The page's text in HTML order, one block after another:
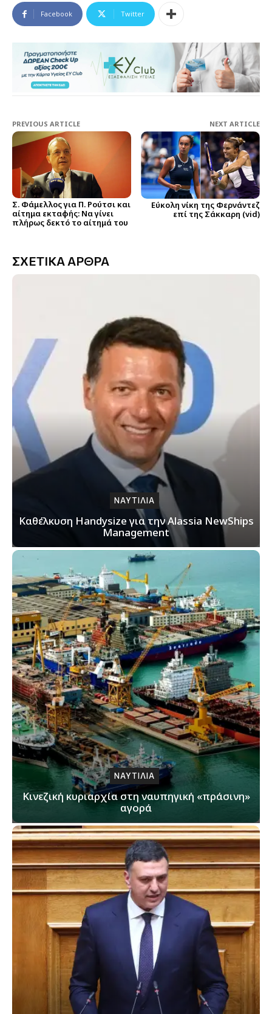
Facebook Twitter
PREVIOUS ARTICLE
Σ. Φάμελλος για Π. Ρούτσι και
αίτημα εκταφής: Να γίνει
πλήρως δεκτό το αίτημά του
NEXT ARTICLE
Εύκολη νίκη της Φερνάντεζ
επί της Σάκκαρη (vid)
ΣΧΕΤΙΚΑ ΑΡΘΡΑ
ΝΑΥΤΙΛΙΑ
Καθέλκυση Handysize για την Alassia NewShips
Management
ΝΑΥΤΙΛΙΑ
Κινεζική κυριαρχία στη ναυπηγική «πράσινη»
αγορά